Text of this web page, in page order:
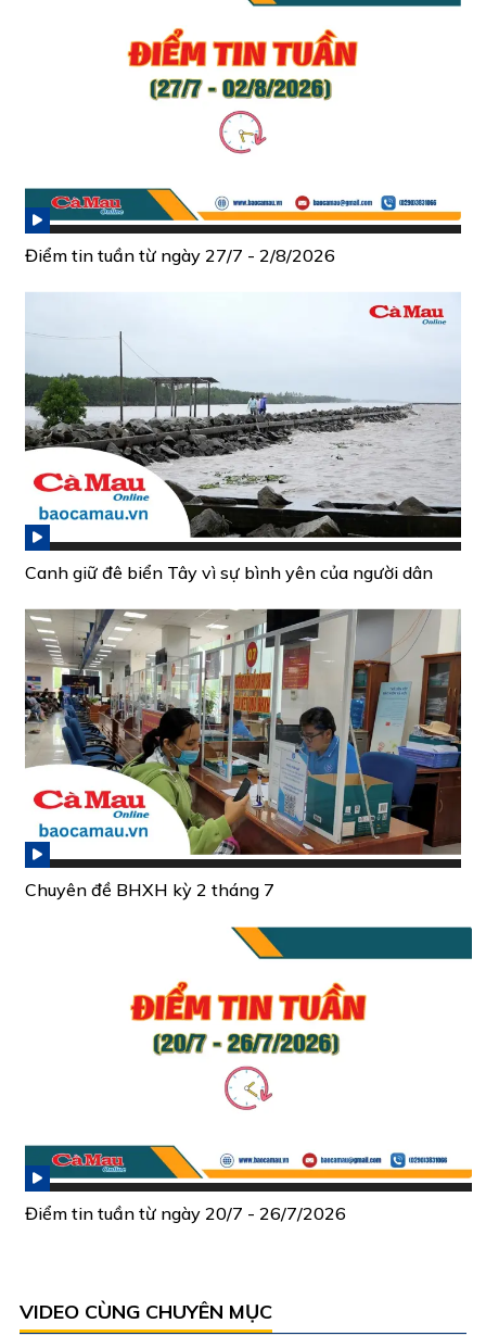
Điểm tin tuần từ ngày 27/7 - 2/8/2026
Canh giữ đê biển Tây vì sự bình yên của người dân
Chuyên đề BHXH kỳ 2 tháng 7
Điểm tin tuần từ ngày 20/7 - 26/7/2026
VIDEO CÙNG CHUYÊN MỤC